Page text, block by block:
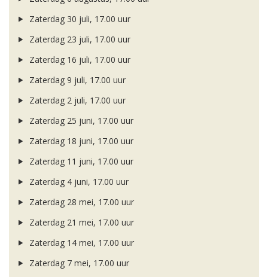
Zaterdag 30 juli, 17.00 uur
Zaterdag 23 juli, 17.00 uur
Zaterdag 16 juli, 17.00 uur
Zaterdag 9 juli, 17.00 uur
Zaterdag 2 juli, 17.00 uur
Zaterdag 25 juni, 17.00 uur
Zaterdag 18 juni, 17.00 uur
Zaterdag 11 juni, 17.00 uur
Zaterdag 4 juni, 17.00 uur
Zaterdag 28 mei, 17.00 uur
Zaterdag 21 mei, 17.00 uur
Zaterdag 14 mei, 17.00 uur
Zaterdag 7 mei, 17.00 uur